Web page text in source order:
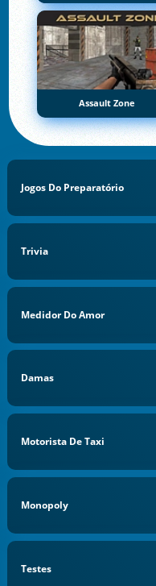
Assault Zone
Jogos Do Preparatório
Trivia
Medidor Do Amor
Damas
Motorista De Taxi
Monopoly
Testes